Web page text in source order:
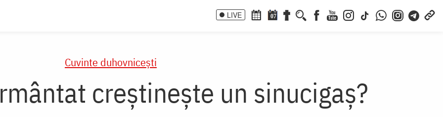
LIVE 07
Cuvinte duhovnicești
creştineşte un sinucigaş?